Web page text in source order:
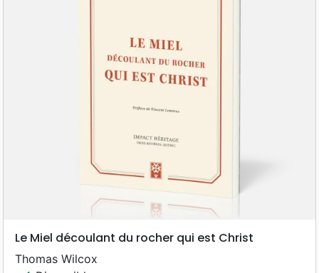
Le Miel découlant du rocher qui est Christ
Thomas Wilcox